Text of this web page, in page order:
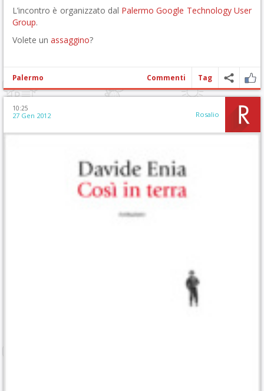
L’incontro è organizzato dal Palermo Google Technology User
Group.
Volete un assaggino?
Palermo Commenti Tag
10:25
27 Gen 2012 Rosalio